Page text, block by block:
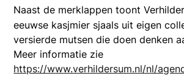
Naast de merklappen toont
eeuwse kasjmier sjaals uit eigen
versierde mutsen die doen denken
Meer informatie zie
https://www.verhildersum.nl/nl/